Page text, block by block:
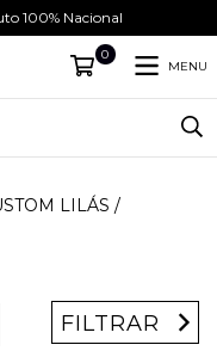
100% Nacional
0
MENU
LILÁS /
FILTRAR